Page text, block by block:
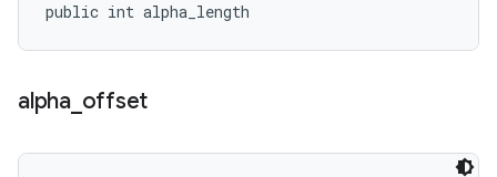
public int alpha_length
alpha_ offset